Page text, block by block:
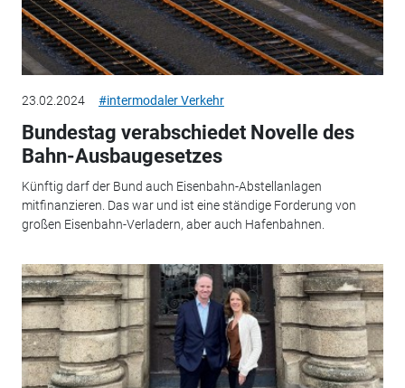
23.02.2024 #intermodaler Verkehr
Bundestag verabschiedet Novelle des
Bahn-Ausbaugesetzes
Künftig darf der Bund auch Eisenbahn-Abstellanlagen
mitfinanzieren. Das war und ist eine ständige Forderung von
großen Eisenbahn-Verladern, aber auch Hafenbahnen.